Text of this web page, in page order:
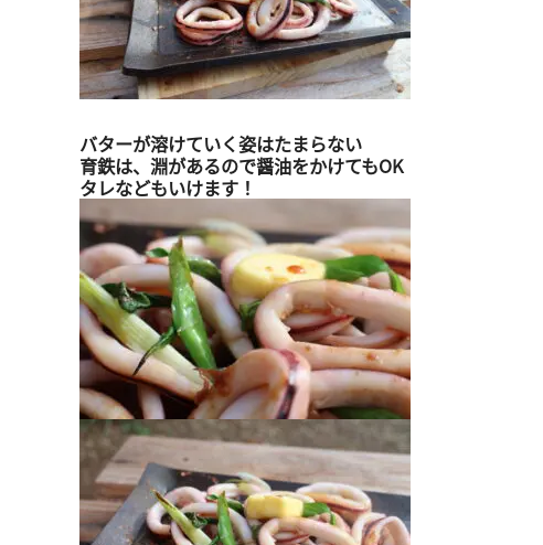
バターが溶けていく姿はたまらない
育鉄は、淵があるので醤油をかけてもOK
タレなどもいけます！